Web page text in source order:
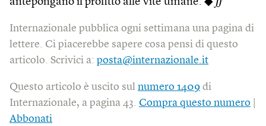
Internazionale pubblica ogni settimana una pagina di
lettere. Ci piacerebbe sapere cosa pensi di questo
articolo. Scrivici a: posta@internazionale.it
Questo articolo è uscito sul numero 1409 di
Internazionale, a pagina 43. Compra questo numero
Abbonati